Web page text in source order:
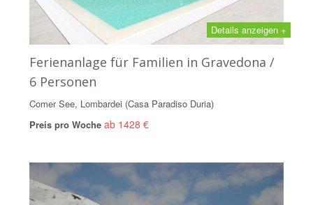
Details anzeigen +
Ferienanlage für Familien in Gravedona /
6 Personen
Comer See, Lombardei (Casa Paradiso Duria)
Preis pro Woche ab 1428 €